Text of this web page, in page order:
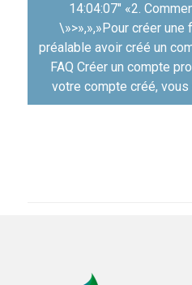
14:04:07″ «2.
\»>»,»,»Pour créer une
préalable avoir créé un
FAQ Créer un compte
votre compte créé,